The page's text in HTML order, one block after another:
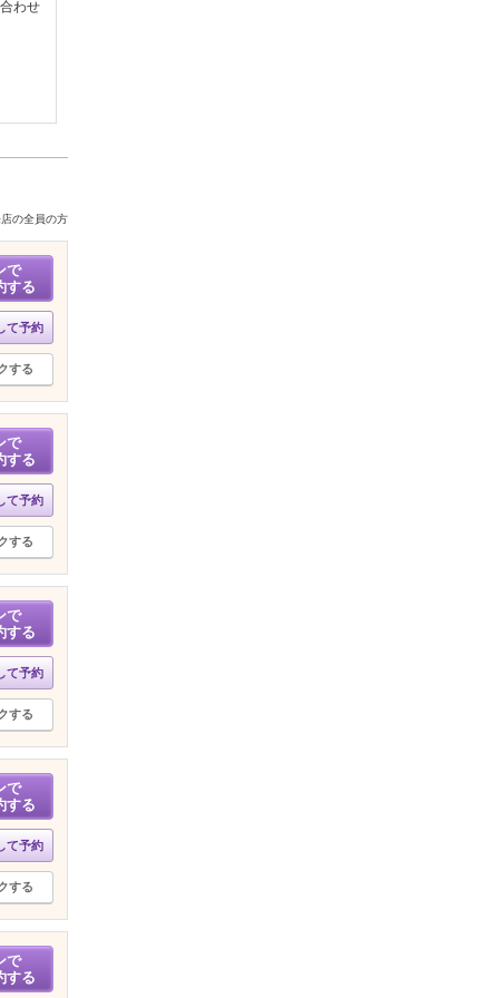
わせ
の全員の方
で
する
て予約
する
で
する
て予約
する
で
する
て予約
する
で
する
て予約
する
で
する